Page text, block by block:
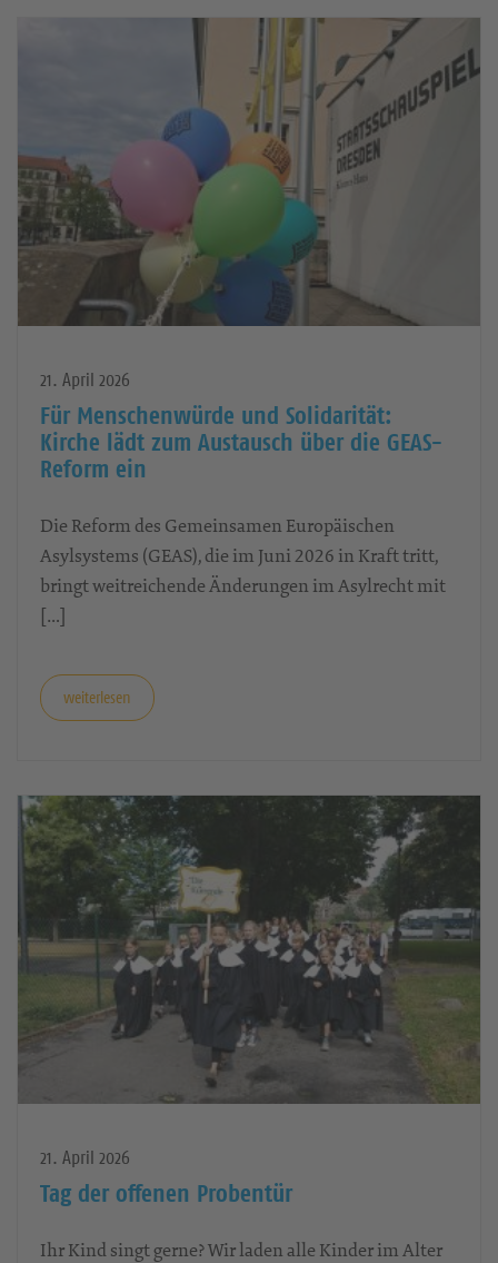
21. April 2026
Für Menschenwürde und Solidarität:
Kirche lädt zum Austausch über die GEAS-
Reform ein
Die Reform des Gemeinsamen Europäischen
Asylsystems (GEAS), die im Juni 2026 in Kraft tritt,
bringt weitreichende Änderungen im Asylrecht mit
[…]
weiterlesen
21. April 2026
Tag der offenen Probentür
Ihr Kind singt gerne? Wir laden alle Kinder im Alter